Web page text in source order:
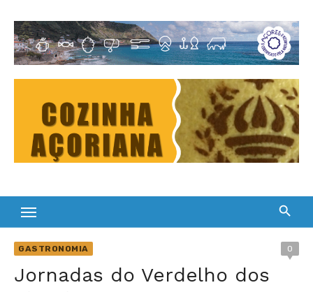
content
Cultura Gastronómica dos Açores
GASTRONOMIA 0
Jornadas do Verdelho dos